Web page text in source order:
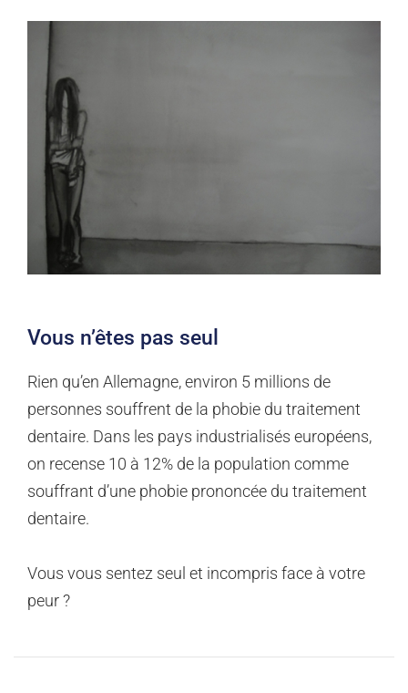
Vous n’êtes pas seul
Rien qu’en Allemagne, environ 5 millions de
personnes souffrent de la phobie du traitement
dentaire. Dans les pays industrialisés européens,
on recense 10 à 12% de la population comme
souffrant d’une phobie prononcée du traitement
dentaire.
Vous vous sentez seul et incompris face à votre
peur ?